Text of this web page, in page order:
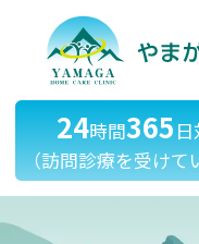
やまが在宅クリニック
24時間365日
（訪問診療を受けて